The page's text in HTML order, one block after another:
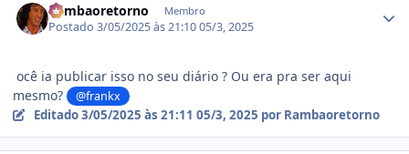
Rambaoretorno Membro
Postado3/05/2025 às 21:1005/3, 2025
ocê ia publicar isso no seu diário ? Ou era pra ser aqui
mesmo?
@frankx
Editado3/05/2025 às 21:11 05/3, 2025 por Rambaoretorno